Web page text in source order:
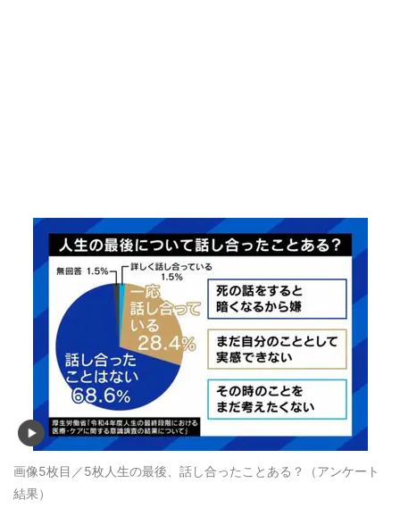
画像5枚目／5枚 人生の最後、話し合ったことある？（アンケート
結果）